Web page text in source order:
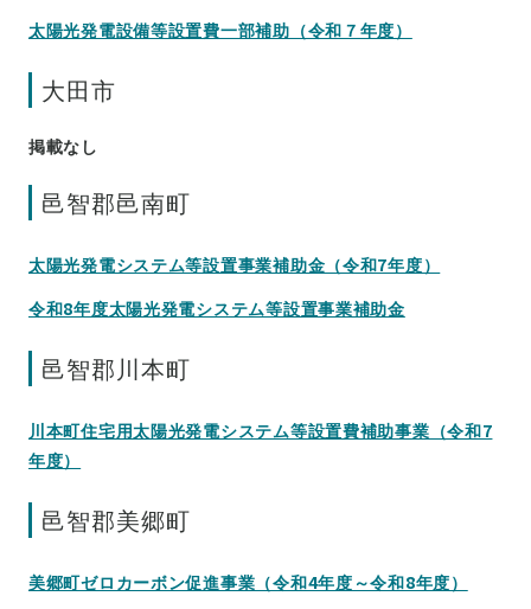
太陽光発電設備等設置費一部補助（令和７年度）
大田市
掲載なし
邑智郡邑南町
太陽光発電システム等設置事業補助金（令和7年度）
令和8年度太陽光発電システム等設置事業補助金
邑智郡川本町
川本町住宅用太陽光発電システム等設置費補助事業（令和7
年度）
邑智郡美郷町
美郷町ゼロカーボン促進事業（令和4年度～令和8年度）